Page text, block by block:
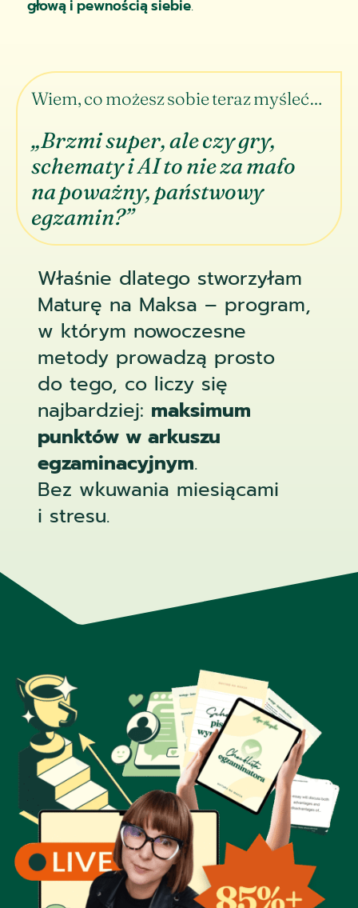
głową i pewnością siebie.
Wiem, co możesz sobie teraz myśleć…
„Brzmi super, ale czy gry,
schematy i AI to nie za mało
na poważny, państwowy
egzamin?”
Właśnie dlatego stworzyłam
Maturę na Maksa – program,
w którym nowoczesne
metody prowadzą prosto
do tego, co liczy się
najbardziej: maksimum
punktów w arkuszu
egzaminacyjnym.
Bez wkuwania miesiącami
i stresu.